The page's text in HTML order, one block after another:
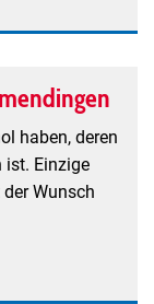
haben, deren
ist. Einzige
Wunsch